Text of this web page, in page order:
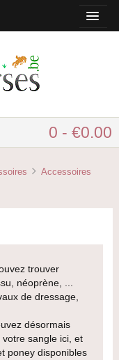
0 - €0.00
Accessoires
trouver
néoprène, ...
de dressage,
désormais
sangle ici, et
poney disponibles